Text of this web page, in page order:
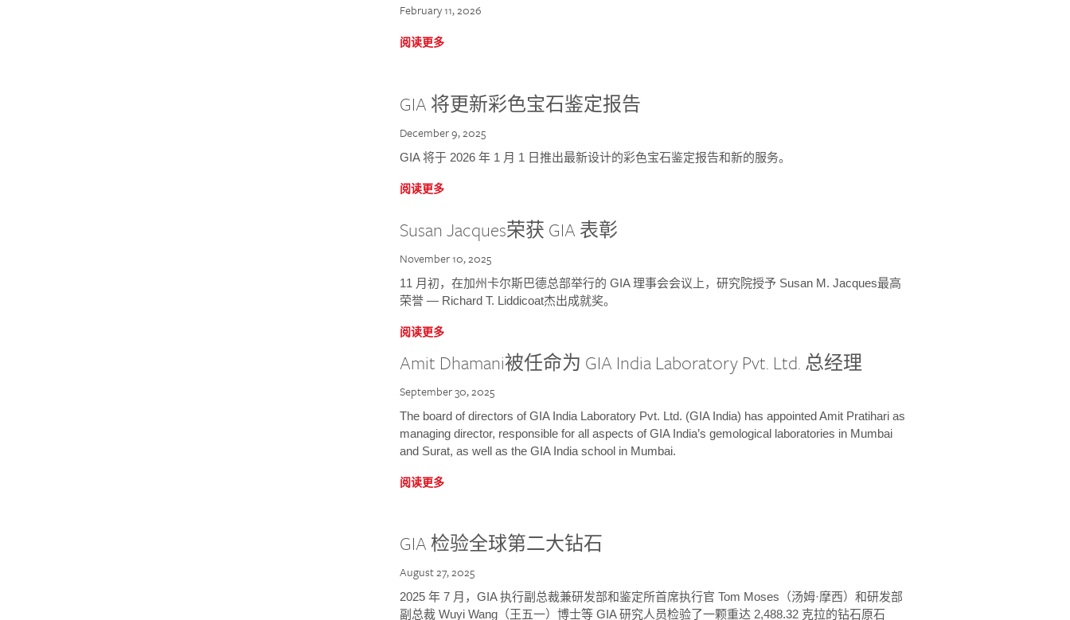
February 11, 2026
阅读更多
GIA 将更新彩色宝石鉴定报告
December 9, 2025
GIA 将于 2026 年 1 月 1 日推出最新设计的彩色宝石鉴定报告和新的服务。
阅读更多
Susan Jacques荣获 GIA 表彰
November 10, 2025
11 月初，在加州卡尔斯巴德总部举行的 GIA 理事会会议上，研究院授予 Susan M. Jacques最高
荣誉 — Richard T. Liddicoat杰出成就奖。
阅读更多
Amit Dhamani被任命为 GIA India Laboratory Pvt. Ltd. 总经理
September 30, 2025
The board of directors of GIA India Laboratory Pvt. Ltd. (GIA India) has appointed Amit Pratihari as
managing director, responsible for all aspects of GIA India’s gemological laboratories in Mumbai
and Surat, as well as the GIA India school in Mumbai.
阅读更多
GIA 检验全球第二大钻石
August 27, 2025
2025 年 7 月，GIA 执行副总裁兼研发部和鉴定所首席执行官 Tom Moses（汤姆·摩西）和研发部
副总裁 Wuyi Wang（王五一）博士等 GIA 研究人员检验了一颗重达 2,488.32 克拉的钻石原石